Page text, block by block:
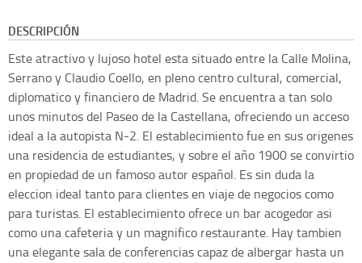
DESCRIPCIÓN
Este atractivo y lujoso hotel esta situado entre la Calle Molina,
Serrano y Claudio Coello, en pleno centro cultural, comercial,
diplomatico y financiero de Madrid. Se encuentra a tan solo
unos minutos del Paseo de la Castellana, ofreciendo un acceso
ideal a la autopista N-2. El establecimiento fue en sus origenes
una residencia de estudiantes, y sobre el año 1900 se convirtio
en propiedad de un famoso autor español. Es sin duda la
eleccion ideal tanto para clientes en viaje de negocios como
para turistas. El establecimiento ofrece un bar acogedor asi
como una cafeteria y un magnifico restaurante. Hay tambien
una elegante sala de conferencias capaz de albergar hasta un